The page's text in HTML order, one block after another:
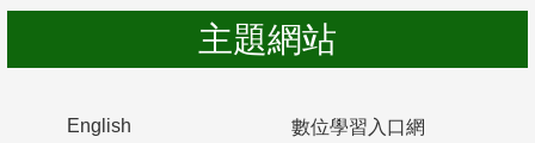
主題網站
English 數位學習入口網